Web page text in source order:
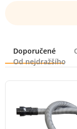
Řazení
Doporučené
Od nejdražšího